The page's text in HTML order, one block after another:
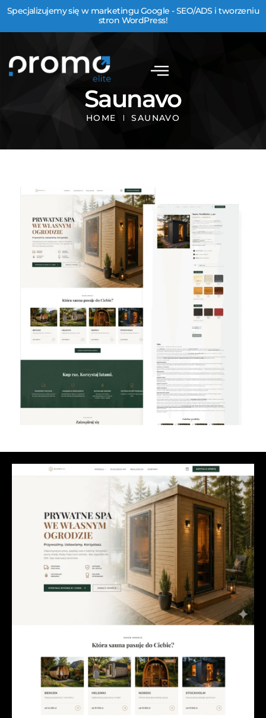
Specjalizujemy się w marketingu Google - SEO/ADS i tworzeniu
stron WordPress!
Saunavo
HOME SAUNAVO